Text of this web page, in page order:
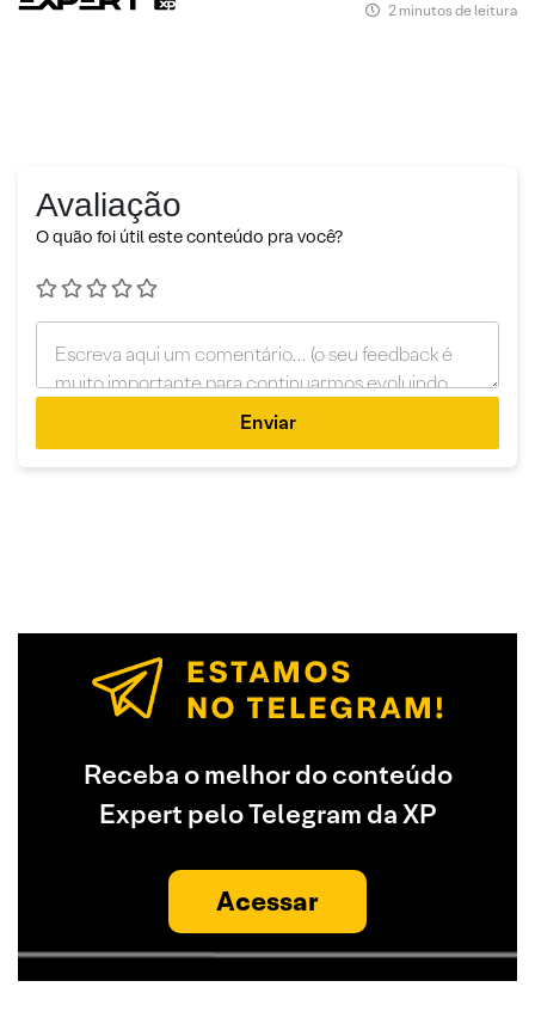
2 minutos de leitura
Avaliação
O quão foi útil este conteúdo pra você?
Enviar
Receba o melhor do conteúdo
Expert pelo Telegram da XP
Acessar